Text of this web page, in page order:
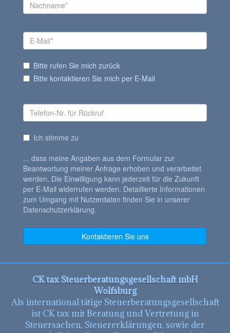
CK tax Steuerberatungsgesellschaft mbH
Wolfsburg
Als international tätige Steuerberatungsgesellschaft
ist CK tax mit Beratung und Vertretung in
Steuersachen, Steuererklärungen, sowie der